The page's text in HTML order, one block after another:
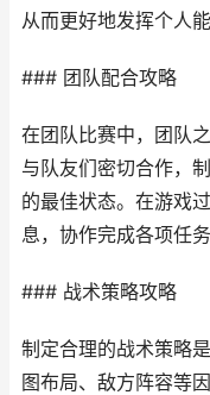
从而更好地发挥个人能
### 团队配合攻略
在团队比赛中，团队
与队友们密切合作，
的最佳状态。在游戏
息，协作完成各项任
### 战术策略攻略
制定合理的战术策略
图布局、敌方阵容等